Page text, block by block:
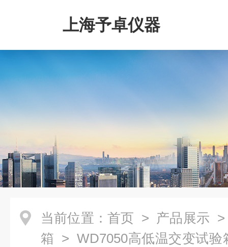
上海予卓仪器
当前位置： 首页 > 产品展示
箱 > WD7050高低温交变试验